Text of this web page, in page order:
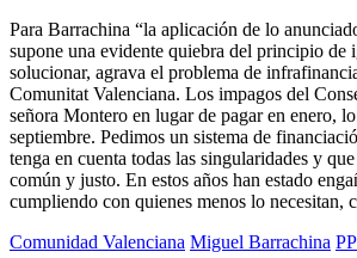
Para Barrachina “la aplicación de lo
supone una evidente quiebra del principio de
solucionar, agrava el problema de
Comunitat Valenciana. Los impagos del
señora Montero en lugar de pagar en enero,
septiembre. Pedimos un sistema de
tenga en cuenta todas las singularidades y
común y justo. En estos años han estado
cumpliendo con quienes menos lo necesitan,
Comunidad Valenciana Miguel Barrachina PP